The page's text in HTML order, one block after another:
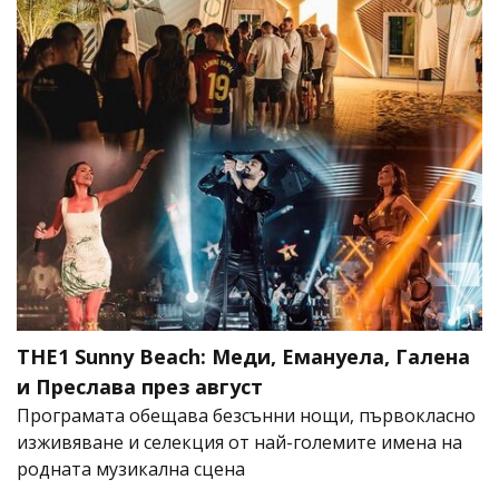
THE1 Sunny Beach: Меди, Емануела, Галена
и Преслава през август
Програмата обещава безсънни нощи, първокласно
изживяване и селекция от най-големите имена на
родната музикална сцена